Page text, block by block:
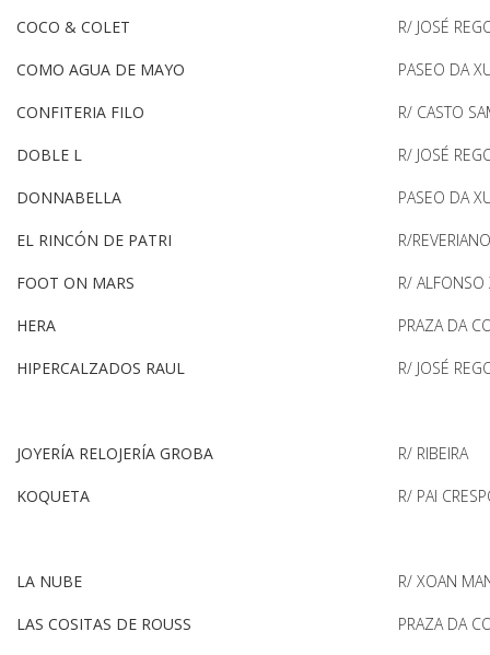
COCO & COLET R/ JOSÉ
COMO AGUA DE MAYO PASEO DA
CONFITERIA FILO R/ CASTO
DOBLE L R/ JOSÉ
DONNABELLA PASEO DA
EL RINCÓN DE PATRI R/
FOOT ON MARS R/ ALFONSO
HERA PRAZA DA
HIPERCALZADOS RAUL R/ JOSÉ
JOYERÍA RELOJERÍA GROBA R/ RIBEIRA
KOQUETA R/ PAI
LA NUBE R/ XOAN
LAS COSITAS DE ROUSS PRAZA DA